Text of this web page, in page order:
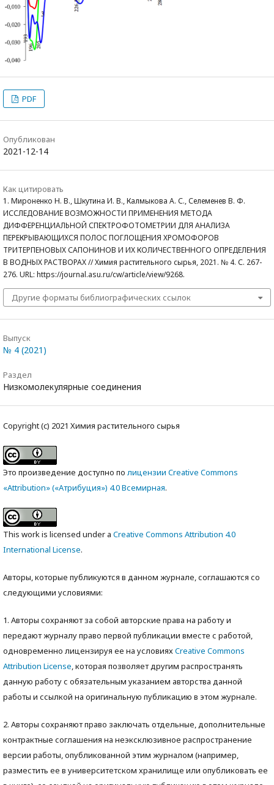
PDF
Опубликован
2021-12-14
Как цитировать
1. Мироненко Н. В., Шкутина И. В., Калмыкова А. С., Селеменев В. Ф.
ИССЛЕДОВАНИЕ ВОЗМОЖНОСТИ ПРИМЕНЕНИЯ МЕТОДА
ДИФФЕРЕНЦИАЛЬНОЙ СПЕКТРОФОТОМЕТРИИ ДЛЯ АНАЛИЗА
ПЕРЕКРЫВАЮЩИХСЯ ПОЛОС ПОГЛОЩЕНИЯ ХРОМОФОРОВ
ТРИТЕРПЕНОВЫХ САПОНИНОВ И ИХ КОЛИЧЕСТВЕННОГО ОПРЕДЕЛЕНИЯ
В ВОДНЫХ РАСТВОРАХ // Химия растительного сырья, 2021. № 4. С. 267-
276. URL: https://journal.asu.ru/cw/article/view/9268.
Другие форматы библиографических ссылок
Выпуск
№ 4 (2021)
Раздел
Низкомолекулярные соединения
Copyright (c) 2021 Химия растительного сырья
Это произведение доступно по лицензии Creative Commons
«Attribution» («Атрибуция») 4.0 Всемирная.
This work is licensed under a Creative Commons Attribution 4.0
International License.
Авторы, которые публикуются в данном журнале, соглашаются со
следующими условиями:
1. Авторы сохраняют за собой авторские права на работу и
передают журналу право первой публикации вместе с работой,
одновременно лицензируя ее на условияхCreative Commons
Attribution License, которая позволяет другим распространять
данную работу с обязательным указанием авторства данной
работы и ссылкой на оригинальную публикацию в этом журнале.
2. Авторы сохраняют право заключать отдельные, дополнительные
контрактные соглашения на неэксклюзивное распространение
версии работы, опубликованной этим журналом (например,
разместить ее в университетском хранилище или опубликовать ее